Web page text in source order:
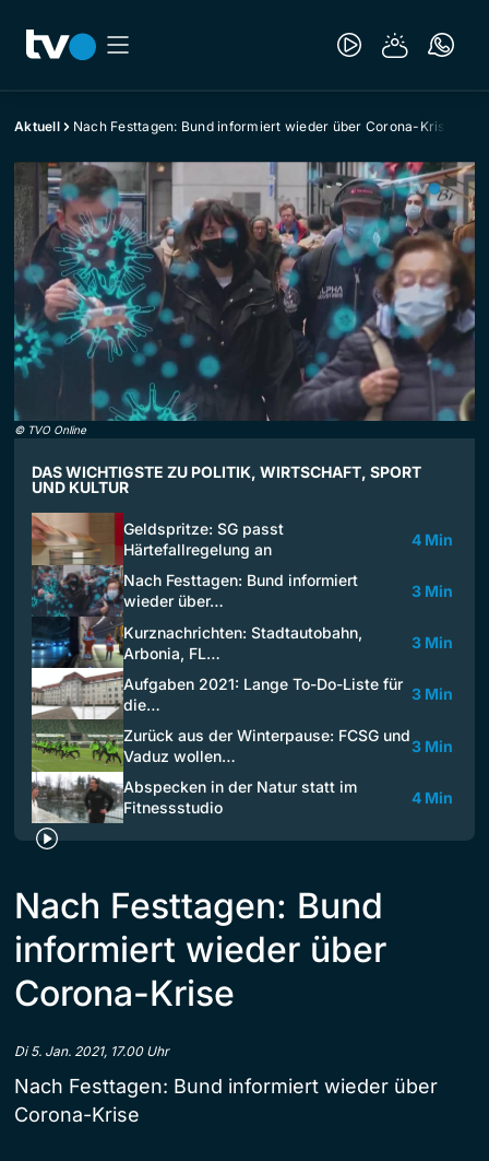
Aktuell Nach Festtagen: Bund informiert wieder über Corona-Krise
© TVO Online
DAS WICHTIGSTE ZU POLITIK, WIRTSCHAFT, SPORT
UND KULTUR
Geldspritze: SG passt
Härtefallregelung an
4 Min
Nach Festtagen: Bund informiert
wieder über…
3 Min
Kurznachrichten: Stadtautobahn,
Arbonia, FL…
3 Min
Aufgaben 2021: Lange To-Do-Liste für
die…
3 Min
Zurück aus der Winterpause: FCSG und
Vaduz wollen…
3 Min
Abspecken in der Natur statt im
Fitnessstudio
4 Min
Nach Festtagen: Bund
informiert wieder über
Corona-Krise
Di 5. Jan. 2021, 17.00 Uhr
Nach Festtagen: Bund informiert wieder über
Corona-Krise